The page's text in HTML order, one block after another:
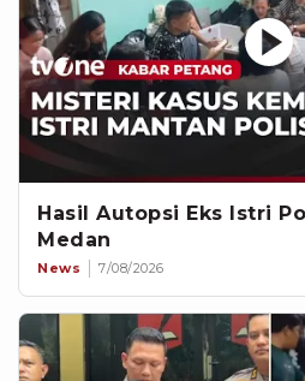
Hasil Autopsi Eks Istri
Medan
News 7/08/2026